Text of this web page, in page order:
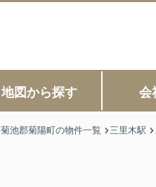
地図から探す 会
菊池郡菊陽町の物件一覧 三里木駅